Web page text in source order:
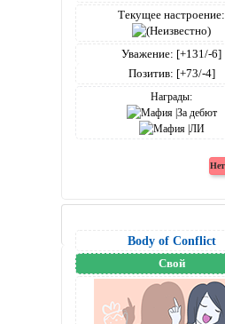
Текущее настроение:
Уважение: [+131/-6]
Позитив: [+73/-4]
Награды:
Body of Conflict
Свой